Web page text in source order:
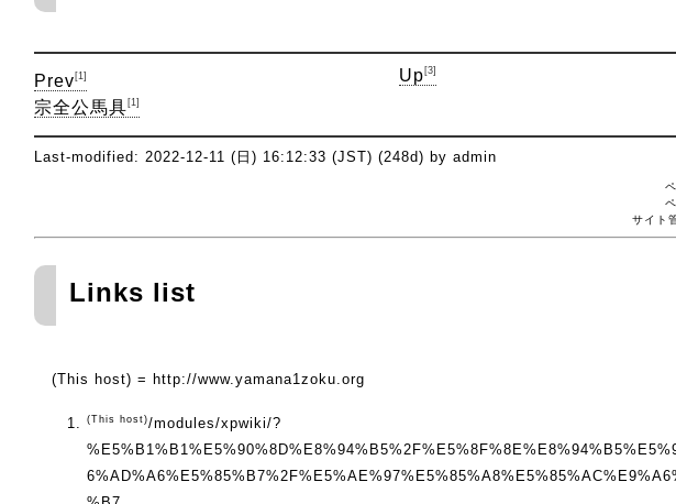
Prev [1]
宗全公馬具 [1]
Up [3]
Last-modified: 2022-12-11 (日) 16:12:33 (JST) (248d) by admin
サイト
Links list
(This host) = http://www.yamana1zoku.org
(This host)/modules/xpwiki/?